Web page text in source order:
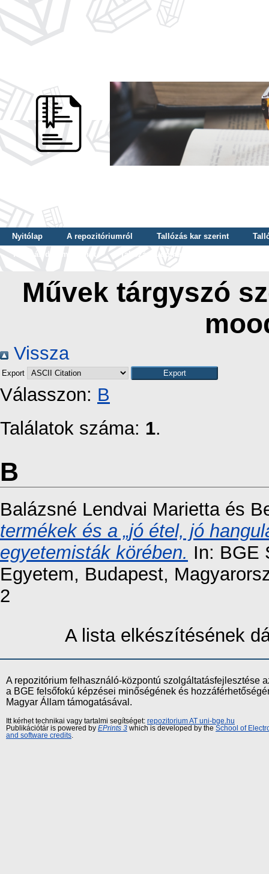
Nyitólap A repozitóriumról Tallózás kar szerint
Tallózás dátum szerint
Tallózás tudományterület szerint
Művek tárgyszó
Vissza
Export
Válasszon: B
Találatok száma: 1.
B
Balázsné Lendvai Mariettaés
termékek és a „jó étel, jó
egyetemisták körében. In: BGE
Egyetem, Budapest,
2
A lista elkészítésének
A repozitórium felhasználó-központú szolgáltatásfejlesztése
a BGE felsőfokú képzései minőségének és
Magyar Állam támogatásával.
Itt kérhet technikai vagy tartalmi segítséget: repozitorium AT uni-bge.hu
Publikációtár is powered by EPrints 3 which is developed by the School of
and software credits